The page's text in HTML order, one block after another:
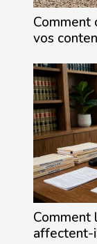
Comment
vos
Comment
affectent-